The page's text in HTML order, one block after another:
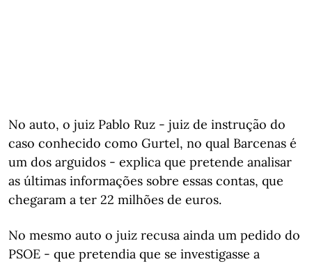
No auto, o juiz Pablo Ruz - juiz de instrução do
caso conhecido como Gurtel, no qual Barcenas é
um dos arguidos - explica que pretende analisar
as últimas informações sobre essas contas, que
chegaram a ter 22 milhões de euros.
No mesmo auto o juiz recusa ainda um pedido do
PSOE - que pretendia que se investigasse a